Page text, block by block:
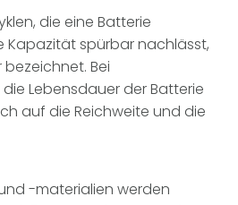
die eine Batterie
Kapazität spürbar nachlässt,
Bei
Lebensdauer der Batterie
auf die Reichweite und die
-materialien werden